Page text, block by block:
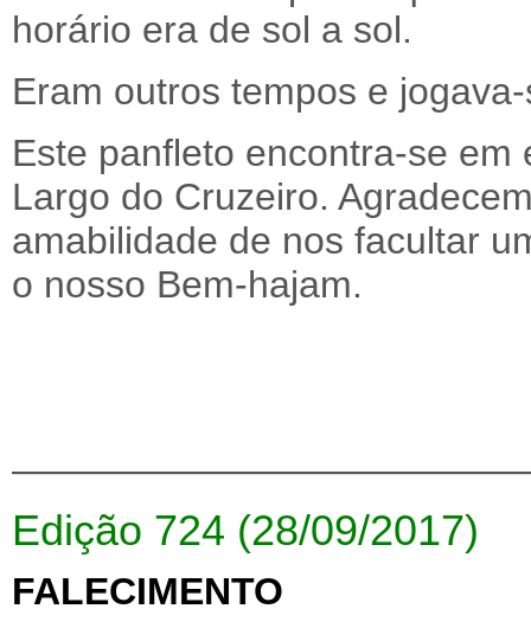
horário era de sol a sol.
Eram outros tempos e
Este panfleto encontra-se
Largo do Cruzeiro.
amabilidade de nos facultar
o nosso Bem-hajam.
Edição 724 (28/09/2017)
FALECIMENTO